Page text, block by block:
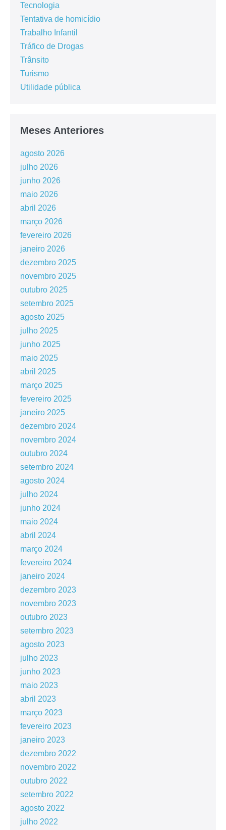
Tecnologia
Tentativa de homicídio
Trabalho Infantil
Tráfico de Drogas
Trânsito
Turismo
Utilidade pública
Meses Anteriores
agosto 2026
julho 2026
junho 2026
maio 2026
abril 2026
março 2026
fevereiro 2026
janeiro 2026
dezembro 2025
novembro 2025
outubro 2025
setembro 2025
agosto 2025
julho 2025
junho 2025
maio 2025
abril 2025
março 2025
fevereiro 2025
janeiro 2025
dezembro 2024
novembro 2024
outubro 2024
setembro 2024
agosto 2024
julho 2024
junho 2024
maio 2024
abril 2024
março 2024
fevereiro 2024
janeiro 2024
dezembro 2023
novembro 2023
outubro 2023
setembro 2023
agosto 2023
julho 2023
junho 2023
maio 2023
abril 2023
março 2023
fevereiro 2023
janeiro 2023
dezembro 2022
novembro 2022
outubro 2022
setembro 2022
agosto 2022
julho 2022